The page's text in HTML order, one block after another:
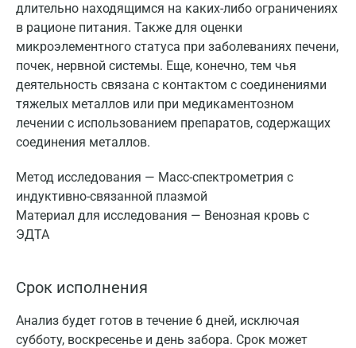
длительно находящимся на каких-либо ограничениях
в рационе питания. Также для оценки
микроэлементного статуса при заболеваниях печени,
почек, нервной системы. Еще, конечно, тем чья
деятельность связана с контактом с соединениями
тяжелых металлов или при медикаментозном
лечении с использованием препаратов, содержащих
соединения металлов.
Метод исследования — Масс-спектрометрия с
индуктивно-связанной плазмой
Материал для исследования — Венозная кровь с
ЭДТА
Срок исполнения
Анализ будет готов в течение 6 дней, исключая
субботу, воскресенье и день забора. Срок может